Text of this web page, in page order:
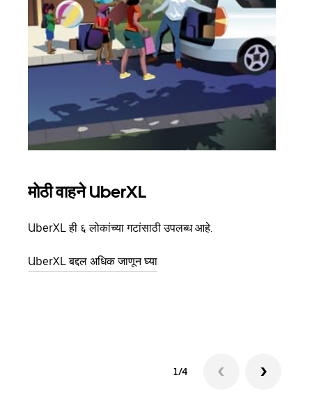
मोठी वाहने UberXL
UberXL ही ६ लोकांच्या गटांसाठी उपलब्ध आहे.
UberXL बद्दल अधिक जाणून घ्या
1/4